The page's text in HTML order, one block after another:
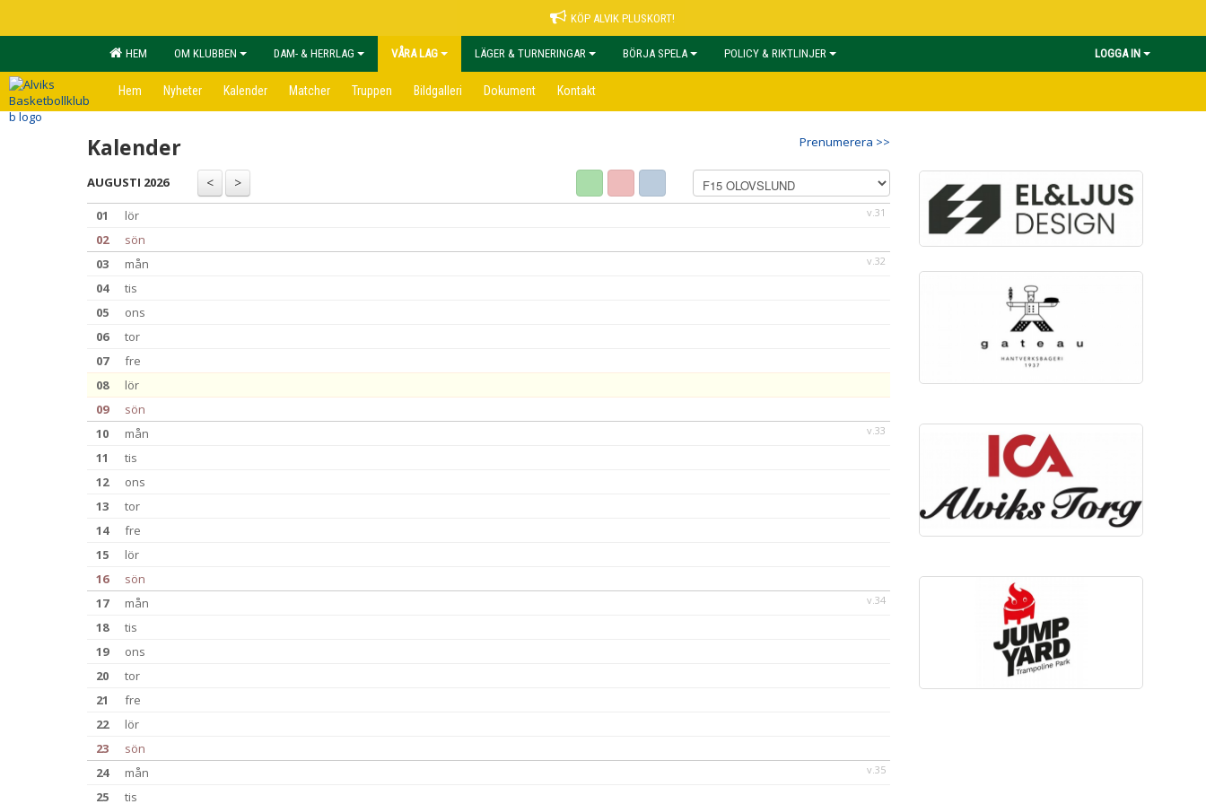
KÖP ALVIK PLUSKORT!
HEM OM KLUBBEN DAM- & HERRLAG VÅRA LAG LÄGER & TURNERINGAR BÖRJA SPELA POLICY & RIKTLINJER LOGGA IN
Hem Nyheter Kalender Matcher Truppen Bildgalleri Dokument Kontakt
Prenumerera >>
Kalender
AUGUSTI 2026
v.31
01
lör
02
sön
v.32
03
mån
04
tis
05
ons
06
tor
07
fre
08
lör
09
sön
v.33
10
mån
11
tis
12
ons
13
tor
14
fre
15
lör
16
sön
v.34
17
mån
18
tis
19
ons
20
tor
21
fre
22
lör
23
sön
v.35
24
mån
25
tis